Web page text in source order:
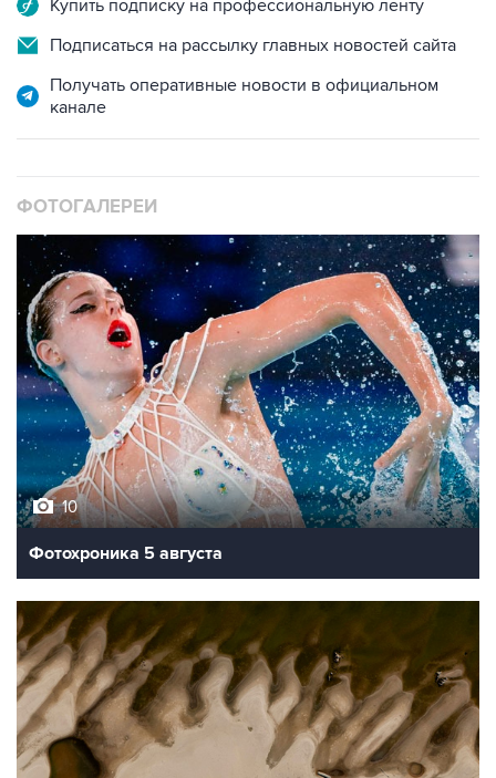
Купить подписку на профессиональную ленту
Подписаться на рассылку главных новостей сайта
Получать оперативные новости в официальном
канале
ФОТОГАЛЕРЕИ
10
Фотохроника 5 августа